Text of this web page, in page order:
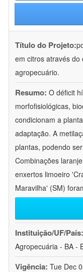
Título do Projeto:
em citros através do
agropecuário.
Resumo: O déficit
morfofisiológicas,
condicionam a
adaptação. A
plantas, podendo
Combinações
enxertos limoeiro
Maravilha' (SM)
Instituição/UF/País:
Agropecuária - BA -
Vigência: Tue Dec